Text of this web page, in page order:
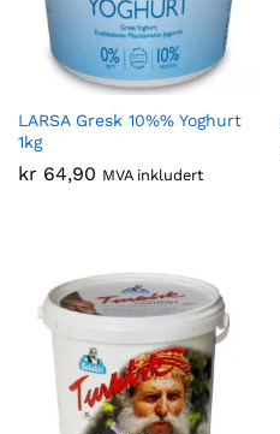
LARSA Gresk 10%% Yoghurt
1kg
kr 64,90 MVA inkludert